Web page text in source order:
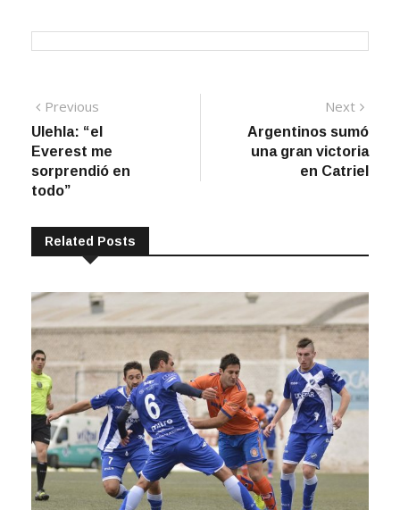
Navegación
de
entradas
Previous
post:
Ulehla: “el
Everest me
sorprendió en
todo”
Next
post:
Argentinos sumó
una gran victoria
en Catriel
Related Posts